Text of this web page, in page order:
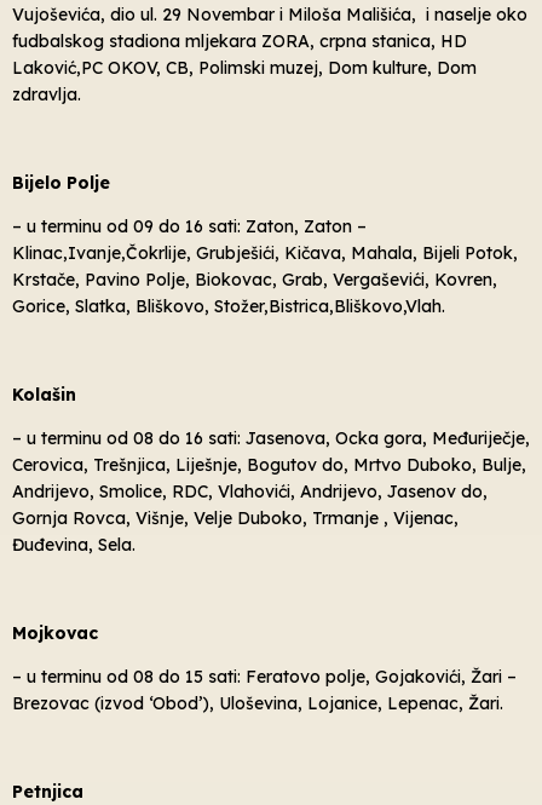
Vujoševića, dio ul. 29 Novembar i Miloša Mališića, i naselje oko
fudbalskog stadiona mljekara ZORA, crpna stanica, HD
Laković,PC OKOV, CB, Polimski muzej, Dom kulture, Dom
zdravlja.
Bijelo Polje
– u terminu od 09 do 16 sati: Zaton, Zaton –
Klinac,Ivanje,Čokrlije, Grubješići, Kičava, Mahala, Bijeli Potok,
Krstače, Pavino Polje, Biokovac, Grab, Vergaševići, Kovren,
Gorice, Slatka, Bliškovo, Stožer,Bistrica,Bliškovo,Vlah.
Kolašin
– u terminu od 08 do 16 sati: Jasenova, Ocka gora, Međuriječje,
Cerovica, Trešnjica, Liješnje, Bogutov do, Mrtvo Duboko, Bulje,
Andrijevo, Smolice, RDC, Vlahovići, Andrijevo, Jasenov do,
Gornja Rovca, Višnje, Velje Duboko, Trmanje , Vijenac,
Đuđevina, Sela.
Mojkovac
– u terminu od 08 do 15 sati: Feratovo polje, Gojakovići, Žari –
Brezovac (izvod ‘Obod’), Uloševina, Lojanice, Lepenac, Žari.
Petnjica